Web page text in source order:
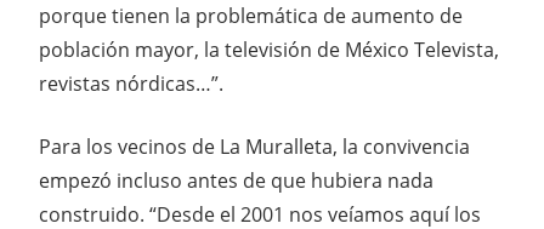
porque tienen la problemática de aumento de
población mayor, la televisión de México Televista,
revistas nórdicas…”.
Para los vecinos de La Muralleta, la convivencia
empezó incluso antes de que hubiera nada
construido. “Desde el 2001 nos veíamos aquí los